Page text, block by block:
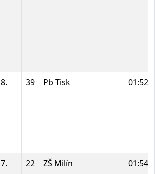
8. 39 Pb Tisk
7. 22 ZŠ Milín